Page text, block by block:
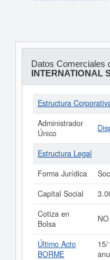
Datos Comerciales
INTERNATIONAL
Estructura
Administrador
Único
Estructura Legal
Forma Jurídica
Capital Social
Cotiza en
Bolsa
NO
Último Acto
BORME